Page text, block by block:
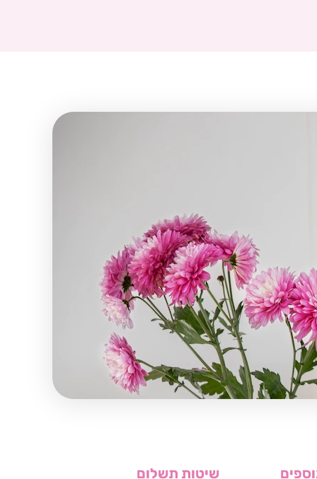
שיטות תשלום